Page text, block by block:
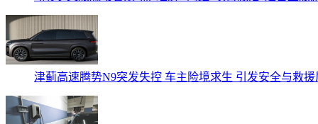
津蓟高速腾势N9突发失控 车主险境求生 引发安全与救援